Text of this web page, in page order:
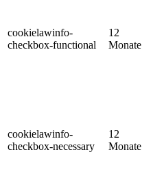
cookielawinfo-
checkbox-functional
12
Monate
cookielawinfo-
checkbox-necessary
12
Monate